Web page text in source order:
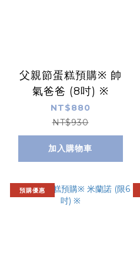
父親節蛋糕預購※ 帥
氣爸爸 (8吋) ※
NT$880
NT$930
加入購物車
預購優惠